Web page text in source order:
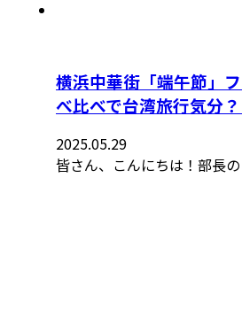
横浜中華街「端午節」
べ比べで台湾旅行気分？
2025.05.29
皆さん、こんにちは！部長